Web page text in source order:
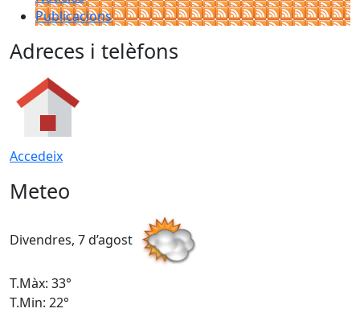
Publicacions
Adreces i telèfons
Accedeix
Meteo
Divendres, 7 d’agost
T.Màx: 33°
T.Min: 22°